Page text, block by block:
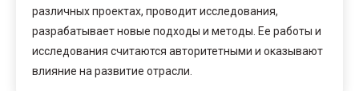
различных проектах, проводит исследования,
разрабатывает новые подходы и методы. Ее работы и
исследования считаются авторитетными и оказывают
влияние на развитие отрасли.